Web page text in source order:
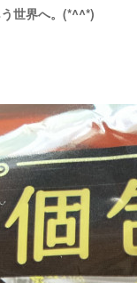
世界へ。(*^^*)